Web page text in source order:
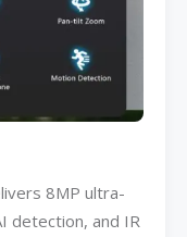
8MP ultra-
detection, and IR